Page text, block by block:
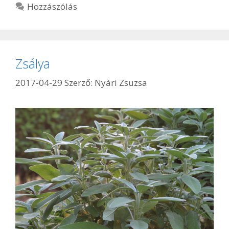
Hozzászólás
Zsálya
2017-04-29 Szerző: Nyári Zsuzsa